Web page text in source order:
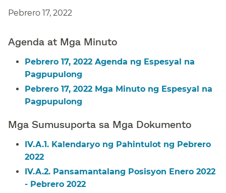
Pebrero 17, 2022​​
Agenda at Mga Minuto​​
Pebrero 17, 2022 Agenda ng Espesyal na
Pagpupulong​​
Pebrero 17, 2022 Mga Minuto ng Espesyal na
Pagpupulong​​
Mga Sumusuporta sa Mga Dokumento​​
IV.A.1. Kalendaryo ng Pahintulot ng Pebrero
2022​​
IV.A.2. Pansamantalang Posisyon Enero 2022
- Pebrero 2022​​